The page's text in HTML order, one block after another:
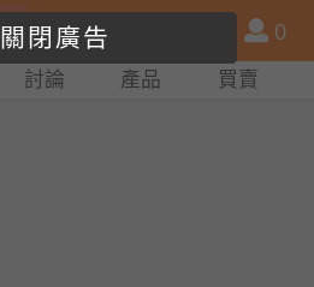
尋
產
品
比
會
員
0
討論 產品 買賣
關閉廣告